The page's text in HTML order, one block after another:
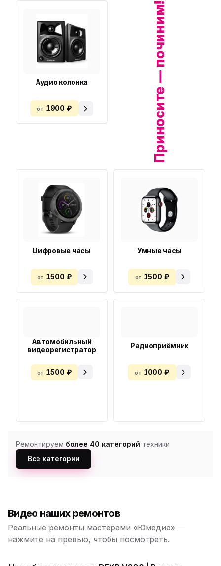
Аудио колонка
от 1900 ₽
Цифровые часы
от 1500 ₽
Умные часы
от 1500 ₽
Автомобильный
видеорегистратор
от 1500 ₽
Радиоприёмник
от 1000 ₽
Приносите — починим!
Ремонтируем более 40 категорий техники
Все категории
Видео наших ремонтов
Реальные ремонты мастерами «Юмедиа» —
нажмите на превью, чтобы посмотреть.